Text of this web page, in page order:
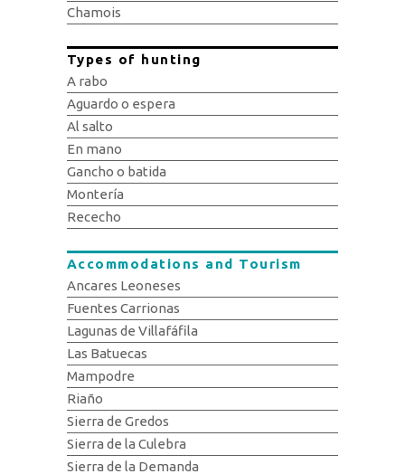
Chamois
Types of hunting
A rabo
Aguardo o espera
Al salto
En mano
Gancho o batida
Montería
Rececho
Accommodations and Tourism
Ancares Leoneses
Fuentes Carrionas
Lagunas de Villafáfila
Las Batuecas
Mampodre
Riaño
Sierra de Gredos
Sierra de la Culebra
Sierra de la Demanda